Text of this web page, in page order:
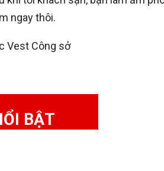
ngay thôi.
Vest Công sở
BẬT